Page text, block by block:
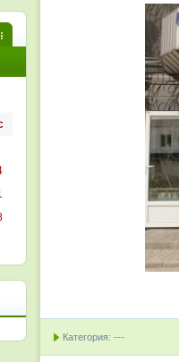
Категория: ---